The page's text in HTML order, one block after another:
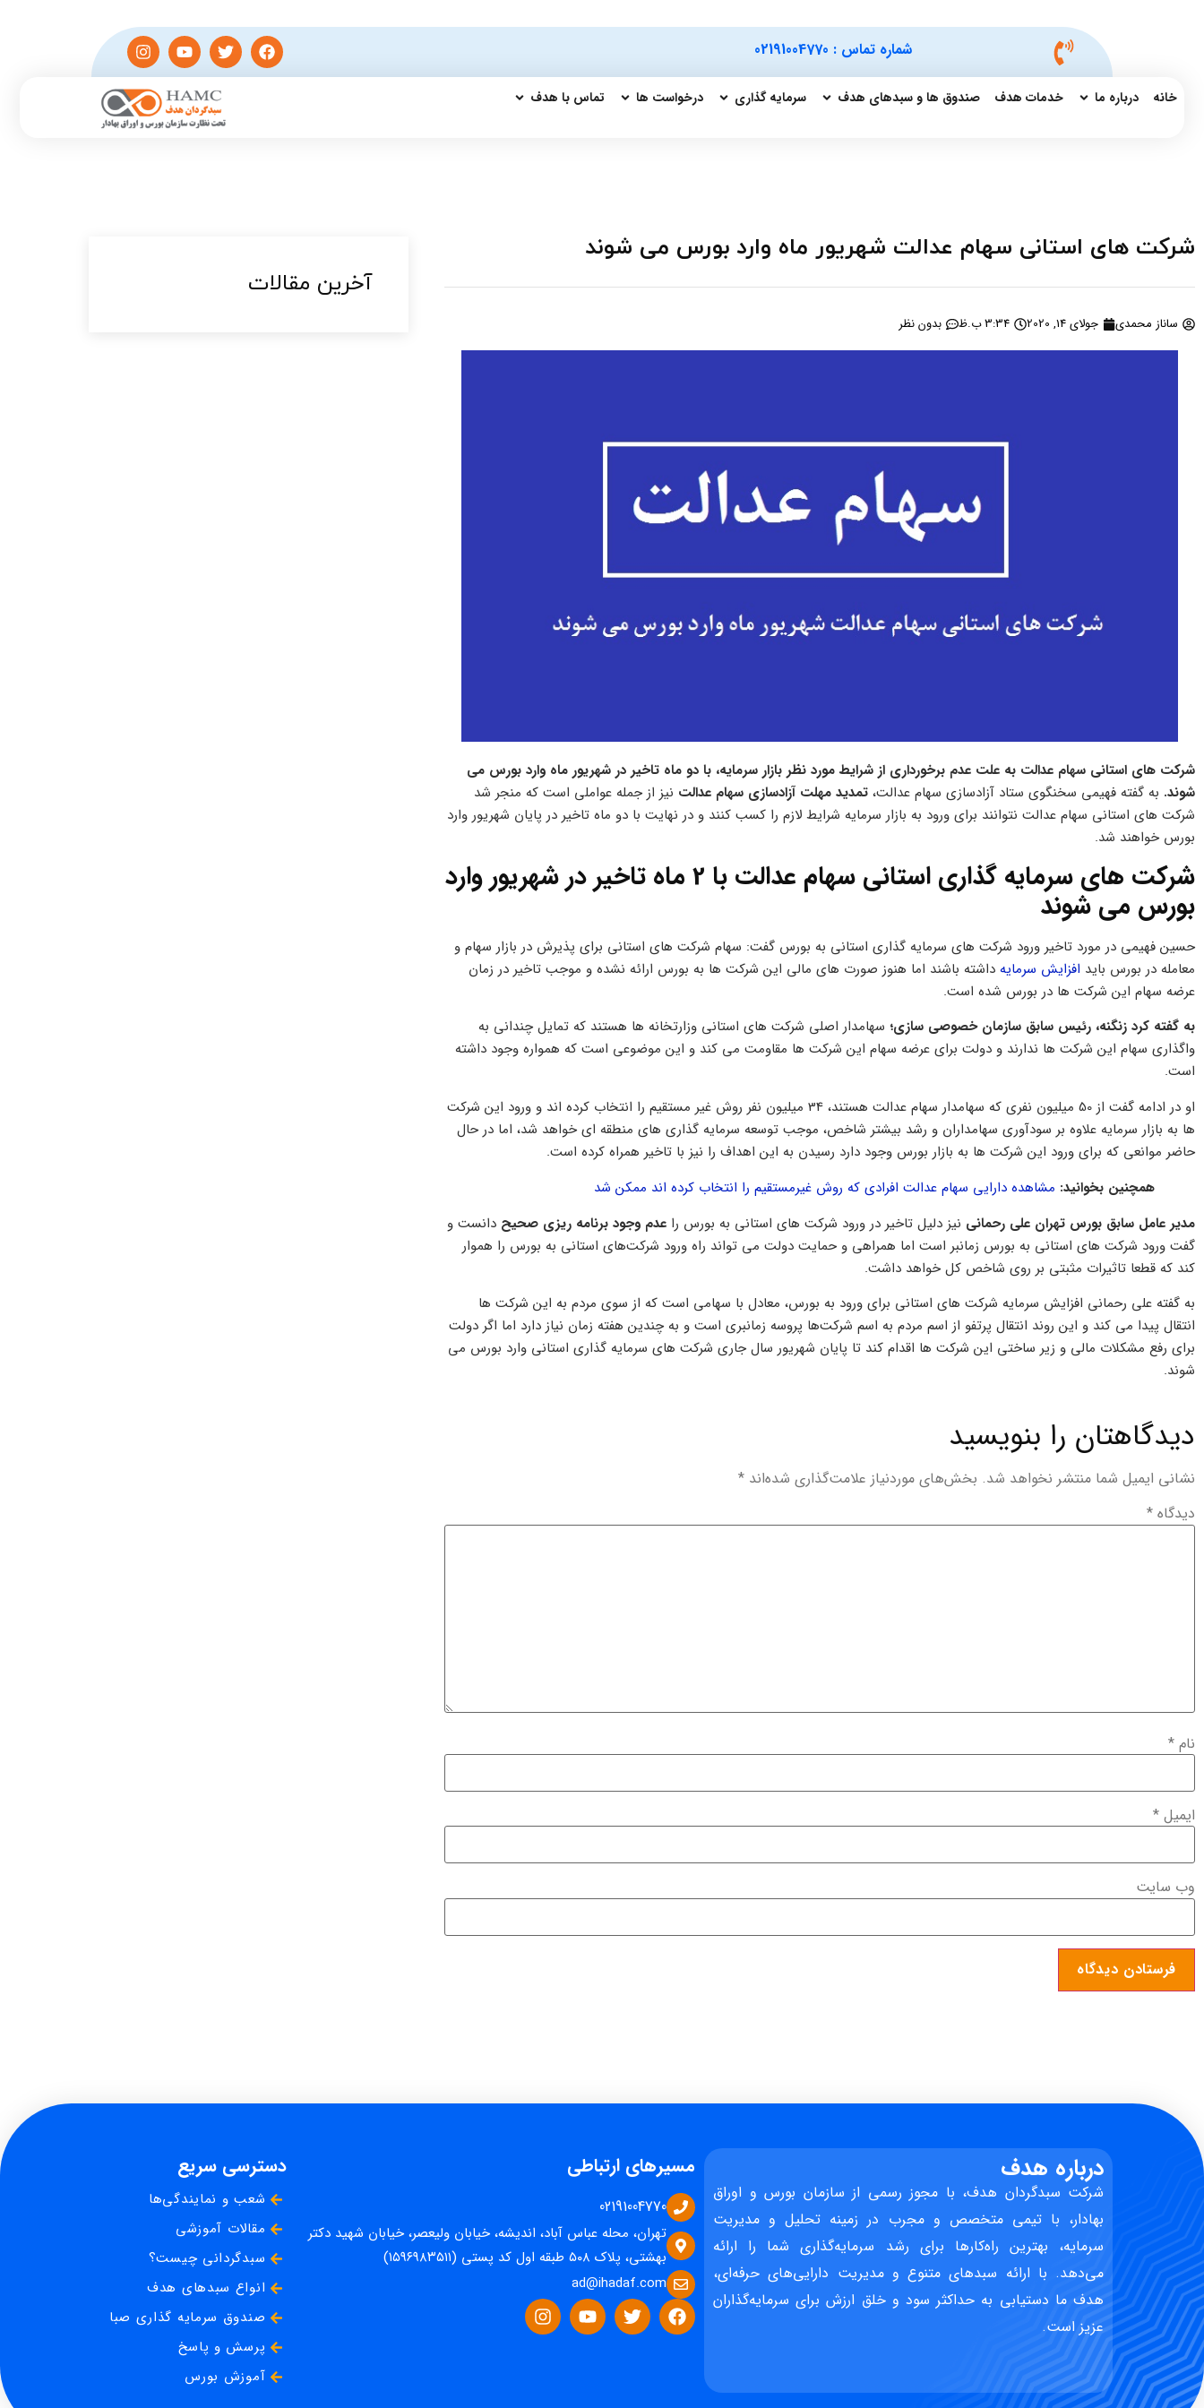
شماره تماس : 02191004770
خانه درباره ما خدمات هدف صندوق ها و سبدهای هدف سرمایه گذاری درخواست ها تماس با هدف
شرکت های استانی سهام عدالت شهریور ماه وارد بورس می شوند
ساناز محمدی جولای 14, 2020 3:34 ب.ظ بدون نظر
شرکت های استانی سهام عدالت به علت عدم برخورداری از شرایط مورد نظر بازار سرمایه، با دو ماه تاخیر در شهریور ماه وارد بورس می
شوند. به گفته فهیمی سخنگوی ستاد آزادسازی سهام عدالت، تمدید مهلت آزادسازی سهام عدالت نیز از جمله عواملی است که منجر شد
شرکت های استانی سهام عدالت نتوانند برای ورود به بازار سرمایه شرایط لازم را کسب کنند و در نهایت با دو ماه تاخیر در پایان شهریور وارد
بورس خواهند شد.
شرکت های سرمایه گذاری استانی سهام عدالت با 2 ماه تاخیر در شهریور وارد
بورس می شوند
حسین فهیمی در مورد تاخیر ورود شرکت های سرمایه گذاری استانی به بورس گفت: سهام شرکت های استانی برای پذیرش در بازار سهام و
معامله در بورس باید افزایش سرمایه داشته باشند اما هنوز صورت های مالی این شرکت ها به بورس ارائه نشده و موجب تاخیر در زمان
عرضه سهام این شرکت ها در بورس شده است.
به گفته کرد زنگنه، رئیس سابق سازمان خصوصی سازی؛ سهامدار اصلی شرکت های استانی وزارتخانه ها هستند که تمایل چندانی به
واگذاری سهام این شرکت ها ندارند و دولت برای عرضه سهام این شرکت ها مقاومت می کند و این موضوعی است که همواره وجود داشته
است.
او در ادامه گفت از 50 میلیون نفری که سهامدار سهام عدالت هستند، 34 میلیون نفر روش غیر مستقیم را انتخاب کرده اند و ورود این شرکت
ها به بازار سرمایه علاوه بر سودآوری سهامداران و رشد بیشتر شاخص، موجب توسعه سرمایه گذاری های منطقه ای خواهد شد، اما در حال
حاضر موانعی که برای ورود این شرکت ها به بازار بورس وجود دارد رسیدن به این اهداف را نیز با تاخیر همراه کرده است.
همچنین بخوانید: مشاهده دارایی سهام عدالت افرادی که روش غیرمستقیم را انتخاب کرده اند ممکن شد
مدیر عامل سابق بورس تهران علی رحمانی نیز دلیل تاخیر در ورود شرکت های استانی به بورس را عدم وجود برنامه ریزی صحیح دانست و
گفت ورود شرکت های استانی به بورس زمانبر است اما همراهی و حمایت دولت می تواند راه ورود شرکت‌های استانی به بورس را هموار
کند که قطعا تاثیرات مثبتی بر روی شاخص کل خواهد داشت.
به گفته علی رحمانی افزایش سرمایه شرکت های استانی برای ورود به بورس، معادل با سهامی است که از سوی مردم به این شرکت ها
انتقال پیدا می کند و این روند انتقال پرتفو از اسم مردم به اسم شرکت‌ها پروسه زمانبری است و به چندین هفته زمان نیاز دارد اما اگر دولت
برای رفع مشکلات مالی و زیر ساختی این شرکت ها اقدام کند تا پایان شهریور سال جاری شرکت های سرمایه گذاری استانی وارد بورس می
شوند.
دیدگاهتان را بنویسید
نشانی ایمیل شما منتشر نخواهد شد. بخش‌های موردنیاز علامت‌گذاری شده‌اند *
دیدگاه *
نام *
ایمیل *
وب‌ سایت
آخرین مقالات​
درباره هدف
شرکت سبدگردان هدف، با مجوز رسمی از سازمان بورس و اوراق
بهادار، با تیمی متخصص و مجرب در زمینه تحلیل و مدیریت
سرمایه، بهترین راه‌کارها برای رشد سرمایه‌گذاری شما را ارائه
می‌دهد. با ارائه سبدهای متنوع و مدیریت دارایی‌های حرفه‌ای،
هدف ما دستیابی به حداکثر سود و خلق ارزش برای سرمایه‌گذاران
عزیز است.
مسیرهای ارتباطی
02191004770
تهران، محله عباس آباد، اندیشه، خیابان ولیعصر، خیابان شهید دکتر
بهشتی، پلاک ۵۰۸ طبقه اول کد پستی (۱۵۹۶۹۸۳۵۱۱)
ad@ihadaf.com
دسترسی سریع
شعب و نمایندگی‌ها
مقالات آموزشی
سبدگردانی چیست؟
انواع سبدهای هدف
صندوق سرمایه گذاری صبا
پرسش و پاسخ
آموزش بورس